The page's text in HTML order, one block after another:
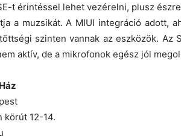
t érintéssel lehet vezérelni, plusz
a muzsikát. A MIUI integráció adott,
szinten vannak az eszközök. Az
aktív, de a mikrofonok egész jól
körút 12-14.